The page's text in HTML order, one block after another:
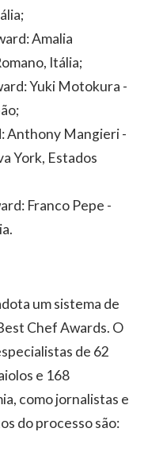
Amalia
Itália;
Yuki Motokura -
Anthony Mangieri -
York, Estados
Franco Pepe -
um sistema de
Chef Awards. O
de 62
e 168
como jornalistas e
do processo são: